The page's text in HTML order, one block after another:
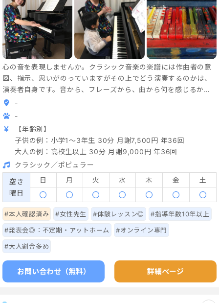
心の音を表現しませんか。クラシック音楽の楽譜には作曲者の意
図、指示、思いがのっていますがその上でどう演奏するのかは、
演奏者自身です。音から、フレーズから、曲から何を感じるか。
そのあなたの感じるものを、そのまま表現する事。あなたの"感じ
る何か"を信じ、肯定し、音に表現する事は、自己肯定感を高める
の頃からこの沼田市白沢の大自然の大地の上でピアノを弾いてき
ました。当時は気づかなかったけれど、ものすごく贅沢な環境で
音楽を勉強できていたのだなと思います。そして、とっても楽し
くて大好きなピアノが、音楽があったからこそ辛い時も乗り越え
られました。 大地のエネルギーを感じながら、音楽のエネルギ
ーを奏でてみませんか。 "目に見えないものにこそ大切なものが
ある" という言葉がありますが、音楽には人を幸せにする力があ
ると信じています。ピアノで、ご自身の表現を楽しみましょう。
に生かせるように、サポートして参ります。最初はもちろん、基
礎のドレミからです
-
-
【年齢別】
子供の例：小学1～3年生 30分 月謝7,500円 年36回
大人の例：高校生以上 30分 月謝9,000円 年36回
クラシック／ポピュラー
空き
曜日
日 月 火 水 木 金 土
#本人確認済み #女性先生 #体験レッスン◎ #指導年数10年以上
#発表会◎：不定期・アットホーム #オンライン専門
#大人割合多め
お問い合わせ（無料） 詳細ページ